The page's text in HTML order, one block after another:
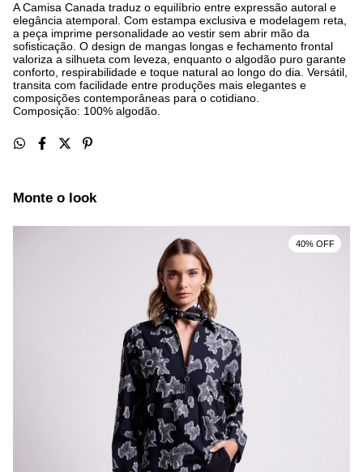
A Camisa Canada traduz o equilíbrio entre expressão autoral e
elegância atemporal. Com estampa exclusiva e modelagem reta,
a peça imprime personalidade ao vestir sem abrir mão da
sofisticação. O design de mangas longas e fechamento frontal
valoriza a silhueta com leveza, enquanto o algodão puro garante
conforto, respirabilidade e toque natural ao longo do dia. Versátil,
transita com facilidade entre produções mais elegantes e
composições contemporâneas para o cotidiano.
Composição: 100% algodão.
Monte o look
40% OFF